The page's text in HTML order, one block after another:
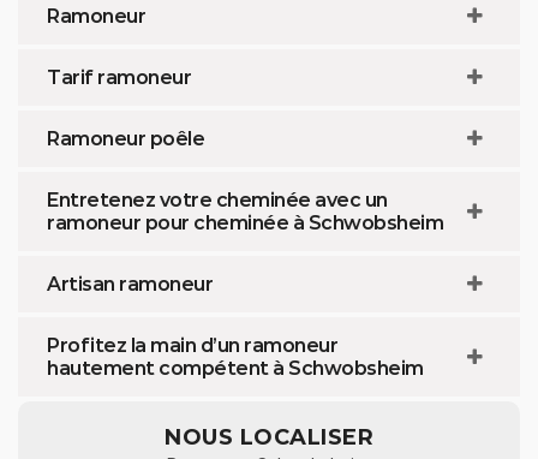
Ramoneur
Tarif ramoneur
Ramoneur poêle
Entretenez votre cheminée avec un
ramoneur pour cheminée à Schwobsheim
Artisan ramoneur
Profitez la main d’un ramoneur
hautement compétent à Schwobsheim
NOUS LOCALISER